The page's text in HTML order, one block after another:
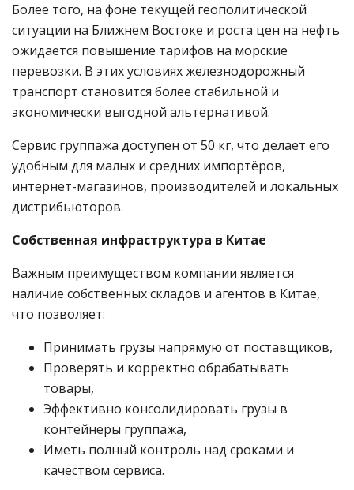
Более того, на фоне текущей геополитической
ситуации на Ближнем Востоке и роста цен на нефть
ожидается повышение тарифов на морские
перевозки. В этих условиях железнодорожный
транспорт становится более стабильной и
экономически выгодной альтернативой.
Сервис группажа доступен от 50 кг, что делает его
удобным для малых и средних импортёров,
интернет-магазинов, производителей и локальных
дистрибьюторов.
Собственная инфраструктура в Китае
Важным преимуществом компании является
наличие собственных складов и агентов в Китае,
что позволяет:
Принимать грузы напрямую от поставщиков,
Проверять и корректно обрабатывать
товары,
Эффективно консолидировать грузы в
контейнеры группажа,
Иметь полный контроль над сроками и
качеством сервиса.